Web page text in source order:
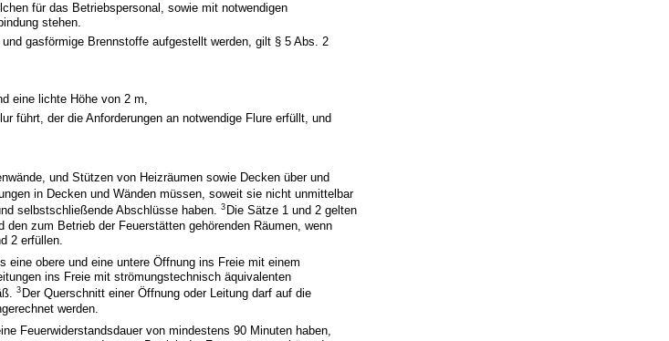
für das Betriebspersonal, sowie mit notwendigen
stehen.
gasförmige Brennstoffe aufgestellt werden, gilt § 5 Abs. 2
eine lichte Höhe von 2 m,
führt, der die Anforderungen an notwendige Flure erfüllt, und
und Stützen von Heizräumen sowie Decken über und
in Decken und Wänden müssen, soweit sie nicht unmittelbar
selbstschließende Abschlüsse haben.3 Die Sätze 1 und 2 gelten
zum Betrieb der Feuerstätten gehörenden Räumen, wenn
2 erfüllen.
eine obere und eine untere Öffnung ins Freie mit einem
ins Freie mit strömungstechnisch äquivalenten
3 Der Querschnitt einer Öffnung oder Leitung darf auf die
werden.
Feuerwiderstandsdauer von mindestens 90 Minuten haben,